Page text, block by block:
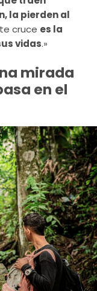
la pierden al
cruce es la
vidas.»
mirada
en el